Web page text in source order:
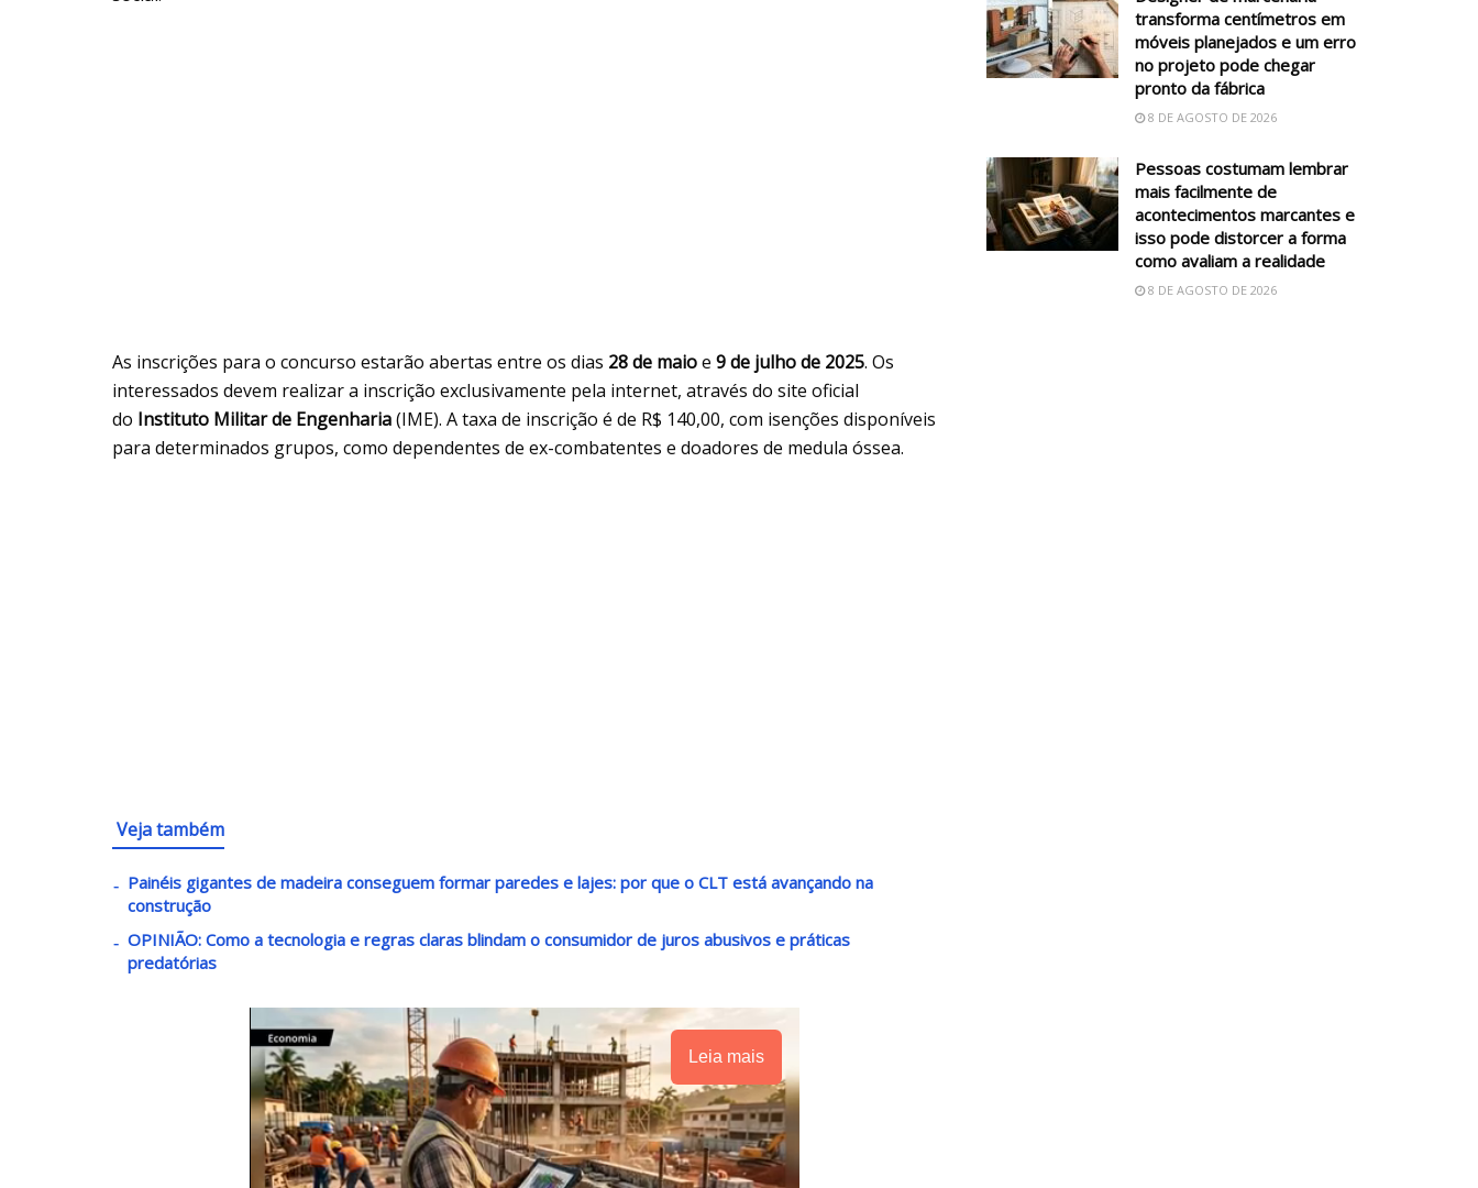
As inscrições para o concurso estarão abertas entre os dias 28 de maioe 9 de julho de 2025. Os
interessados devem realizar a inscrição exclusivamente pela internet, através do site oficial
do Instituto Militar de Engenharia(IME). A taxa de inscrição é de R$ 140,00, com isenções disponíveis
para determinados grupos, como dependentes de ex-combatentes e doadores de medula óssea.
Veja também
Painéis gigantes de madeira conseguem formar paredes e lajes: por que o CLT está avançando na
construção
OPINIÃO: Como a tecnologia e regras claras blindam o consumidor de juros abusivos e práticas
predatórias
Leia mais
transforma centímetros em
móveis planejados e um erro
no projeto pode chegar
pronto da fábrica
8 DE AGOSTO DE 2026
Pessoas costumam lembrar
mais facilmente de
acontecimentos marcantes e
isso pode distorcer a forma
como avaliam a realidade
8 DE AGOSTO DE 2026